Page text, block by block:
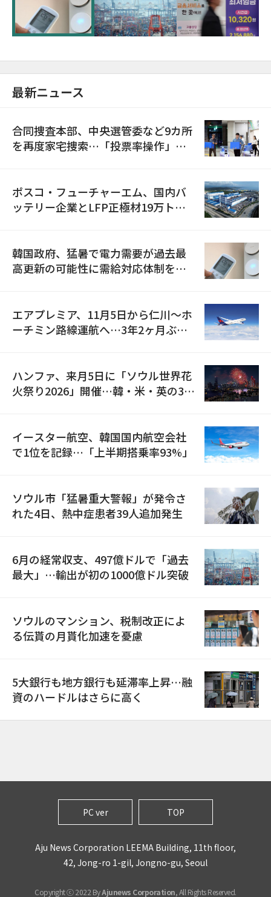
に需給対応体制を点検
最新ニュース
合同捜査本部、中央選管委など9カ所
を再度家宅捜索…「投票率操作」の
ポスコ・フューチャーエム、国内バ
ッテリー企業とLFP正極材19万トン
韓国政府、猛暑で電力需要が過去最
高更新の可能性に需給対応体制を点
エアプレミア、11月5日から仁川〜ホ
ーチミン路線運航へ…3年2ヶ月ぶり
ハンファ、来月5日に「ソウル世界花
火祭り2026」開催…韓・米・英の3カ
イースター航空、韓国国内航空会社
で1位を記録…「上半期搭乗率93%」
ソウル市「猛暑重大警報」が発令さ
れた4日、熱中症患者39人追加発生
6月の経常収支、497億ドルで「過去
最大」…輸出が初の1000億ドル突破
ソウルのマンション、税制改正によ
る伝貰の月貰化加速を憂慮
5大銀行も地方銀行も延滞率上昇…融
資のハードルはさらに高く
PC ver TOP
Aju News Corporation LEEMA Building, 11th floor,
42, Jong-ro 1-gil, Jongno-gu, Seoul
Copyright ⓒ 2022 ByAjunews Corporation, All Rights Reserved.